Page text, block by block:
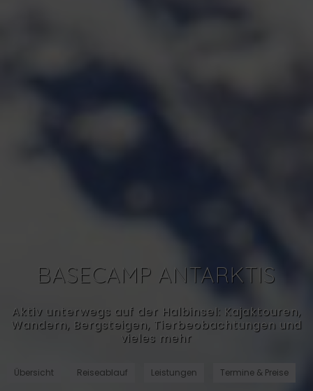
BASECAMP ANTARKTIS
Aktiv unterwegs auf der Halbinsel: Kajaktouren,
Wandern, Bergsteigen, Tierbeobachtungen und
vieles mehr
Übersicht Reiseablauf Leistungen Termine & Preise